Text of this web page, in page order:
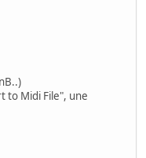
to Midi File", une